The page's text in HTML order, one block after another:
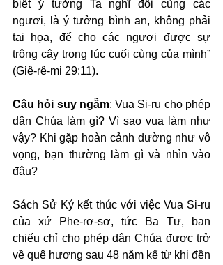
biết ý tưởng Ta nghĩ đối cùng các
ngươi, là ý tưởng bình an, không phải
tai họa, để cho các ngươi được sự
trông cậy trong lúc cuối cùng của mình”
(Giê-rê-mi 29:11).
Câu hỏi suy ngẫm: Vua Si-ru cho phép
dân Chúa làm gì? Vì sao vua làm như
vậy? Khi gặp hoàn cảnh dường như vô
vọng, bạn thường làm gì và nhìn vào
đâu?
Sách Sử Ký kết thúc với việc Vua Si-ru
của xứ Phe-rơ-sơ, tức Ba Tư, ban
chiếu chỉ cho phép dân Chúa được trở
về quê hương sau 48 năm kể từ khi đền